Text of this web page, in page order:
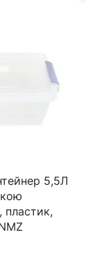
5,5Л
пластик,